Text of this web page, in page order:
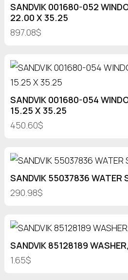
SANDVIK 001680-052
22.00 X 35.25
897.08$
SANDVIK 001680-054
15.25 X 35.25
450.60$
SANDVIK 55037836 WATER
290.98$
SANDVIK 85128189
1.65$